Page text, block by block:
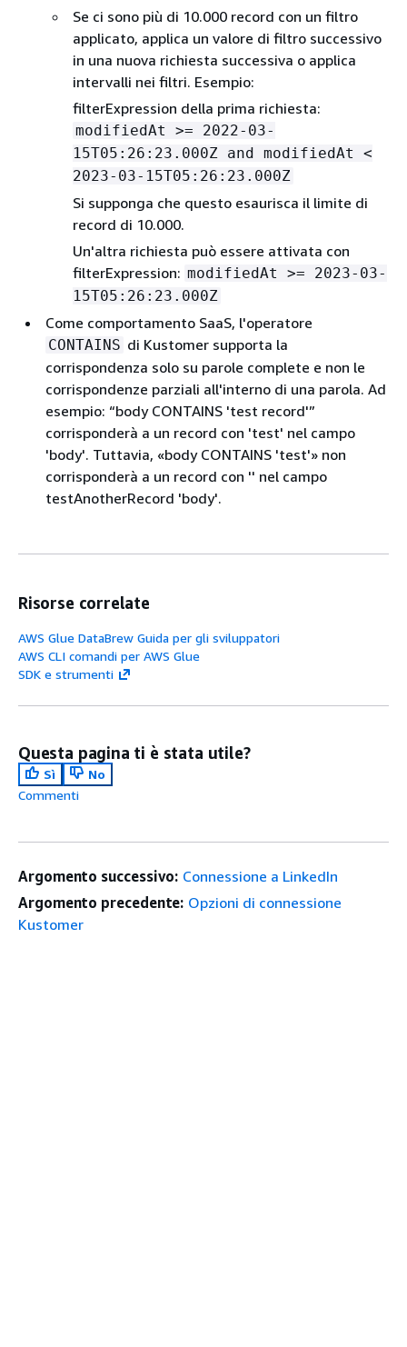
Se ci sono più di 10.000 record con un filtro
applicato, applica un valore di filtro successivo
in una nuova richiesta successiva o applica
intervalli nei filtri. Esempio:
filterExpression della prima richiesta:
modifiedAt >= 2022-03-
15T05:26:23.000Z and modifiedAt <
2023-03-15T05:26:23.000Z
Si supponga che questo esaurisca il limite di
record di 10.000.
Un'altra richiesta può essere attivata con
filterExpression: modifiedAt >= 2023-03-
15T05:26:23.000Z
Come comportamento SaaS, l'operatore
CONTAINS di Kustomer supporta la
corrispondenza solo su parole complete e non le
corrispondenze parziali all'interno di una parola. Ad
esempio: “body CONTAINS 'test record'”
corrisponderà a un record con 'test' nel campo
'body'. Tuttavia, «body CONTAINS 'test'» non
corrisponderà a un record con '' nel campo
testAnotherRecord 'body'.
Risorse correlate
AWS Glue DataBrew Guida per gli sviluppatori
AWS CLI comandi per AWS Glue
SDK e strumenti
Questa pagina ti è stata utile?
Sì
No
Commenti
Argomento successivo: Connessione a LinkedIn
Argomento precedente: Opzioni di connessione
Kustomer